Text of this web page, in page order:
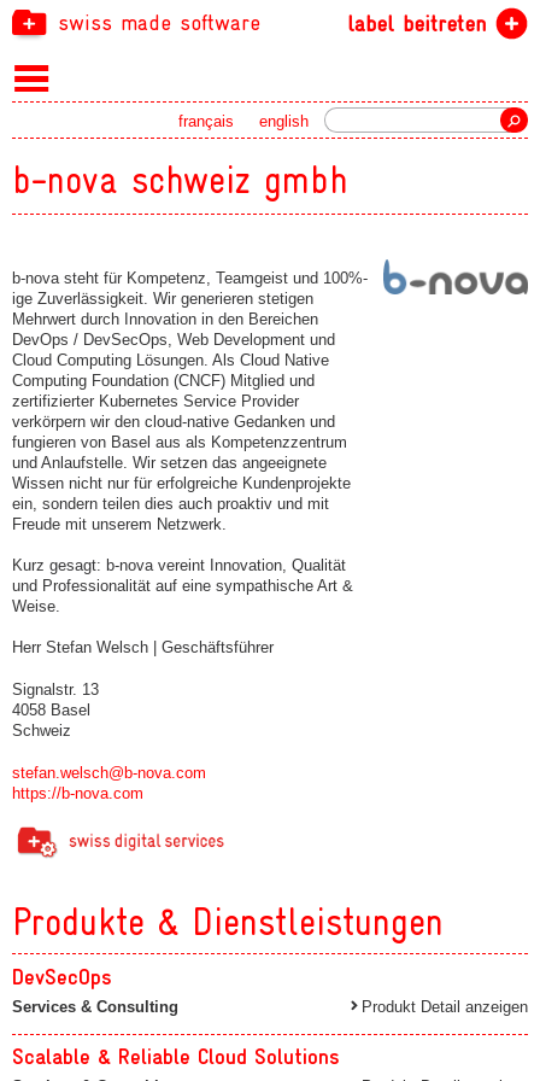
swiss made software label beitreten
english
français
b-nova schweiz gmbh
b-nova steht für Kompetenz, Teamgeist und 100%-
ige Zuverlässigkeit. Wir generieren stetigen
Mehrwert durch Innovation in den Bereichen
DevOps / DevSecOps, Web Development und
Cloud Computing Lösungen. Als Cloud Native
Computing Foundation (CNCF) Mitglied und
zertifizierter Kubernetes Service Provider
verkörpern wir den cloud-native Gedanken und
fungieren von Basel aus als Kompetenzzentrum
und Anlaufstelle. Wir setzen das angeeignete
Wissen nicht nur für erfolgreiche Kundenprojekte
ein, sondern teilen dies auch proaktiv und mit
Freude mit unserem Netzwerk.
Kurz gesagt: b-nova vereint Innovation, Qualität
und Professionalität auf eine sympathische Art &
Weise.
Herr Stefan Welsch | Geschäftsführer
Signalstr. 13
4058 Basel
Schweiz
stefan.welsch@b-nova.com
https://b-nova.com
Produkte & Dienstleistungen
DevSecOps
Services & Consulting Produkt Detail anzeigen
Scalable & Reliable Cloud Solutions